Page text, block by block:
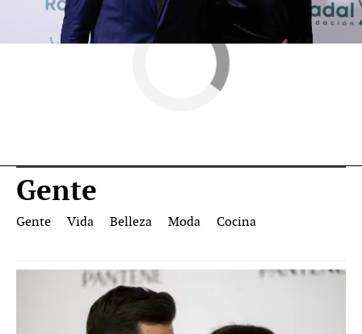
Gente
Gente Vida Belleza Moda Cocina